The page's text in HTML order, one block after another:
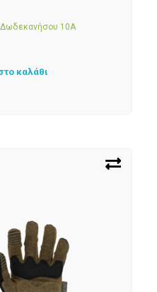
Δωδεκανήσου 10Α
καλάθι